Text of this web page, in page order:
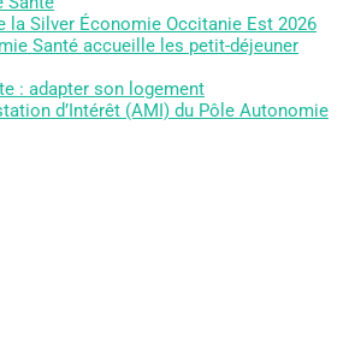
la Silver Économie Occitanie Est 2026
Santé accueille les petit-déjeuner
: adapter son logement
d’Intérêt (AMI) du Pôle Autonomie